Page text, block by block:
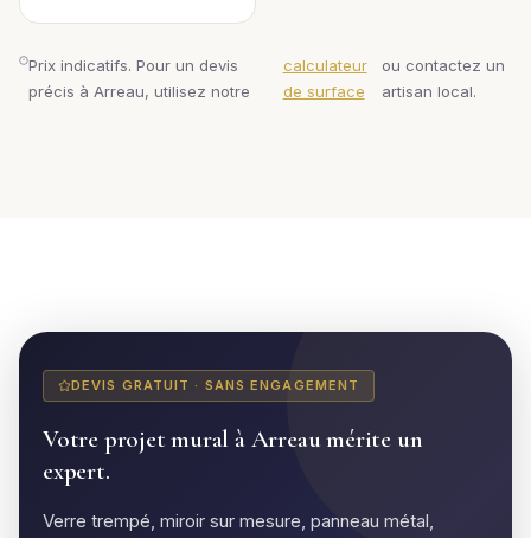
Prix indicatifs. Pour un devis
précis à Arreau, utilisez notre
calculateur
de surface
ou contactez un
artisan local.
DEVIS GRATUIT · SANS ENGAGEMENT
Votre projet mural à Arreau mérite un
expert.
Verre trempé, miroir sur mesure, panneau métal,